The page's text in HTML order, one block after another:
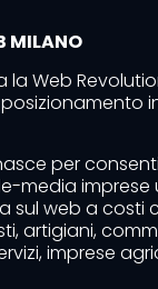
MILANO
la Web
in
per
media imprese
sul web a costi
artigiani,
imprese